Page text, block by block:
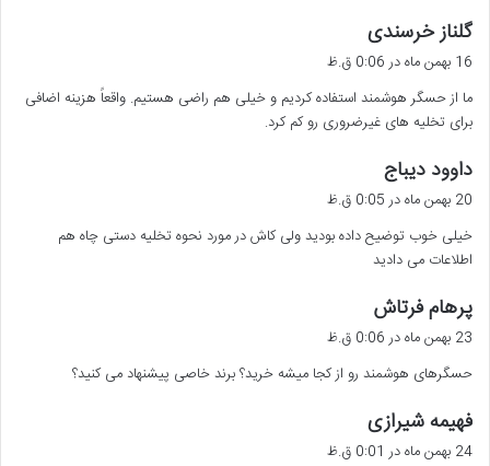
گلناز خرسندی
ف
:
16 بهمن ماه در 0:06 ق.ظ
ما از حسگر هوشمند استفاده کردیم و خیلی هم راضی هستیم. واقعاً هزینه اضافی
برای تخلیه های غیرضروری رو کم کرد.
داوود دیباج
ف
:
20 بهمن ماه در 0:05 ق.ظ
خیلی خوب توضیح داده بودید ولی کاش در مورد نحوه تخلیه دستی چاه هم
اطلاعات می دادید
پرهام فرتاش
ف
:
23 بهمن ماه در 0:06 ق.ظ
حسگرهای هوشمند رو از کجا میشه خرید؟ برند خاصی پیشنهاد می کنید؟
فهیمه شیرازی
ف
24 بهمن ماه در 0:01 ق.ظ